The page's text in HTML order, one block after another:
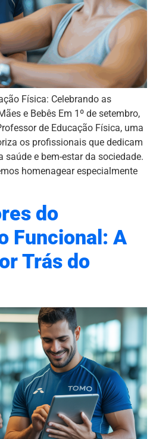
Física: Celebrando as
e Bebês Em 1º de setembro,
de Educação Física, uma
os profissionais que dedicam
e bem-estar da sociedade.
homenagear especialmente
do
Funcional: A
Trás do